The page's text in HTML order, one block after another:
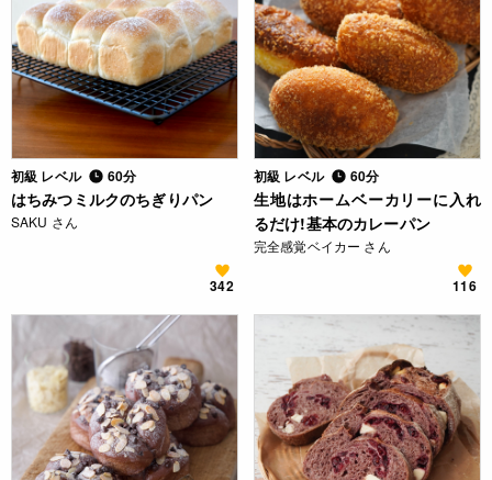
初級 レベル 60分
はちみつミルクのちぎりパン
SAKU さん
342
初級 レベル 60分
生地はホームベーカリーに入れ
るだけ!基本のカレーパン
完全感覚ベイカー さん
116